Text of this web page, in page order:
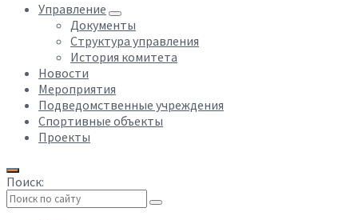
Управление
Документы
Структура управления
История комитета
Новости
Мероприятия
Подведомственные учреждения
Спортивные объекты
Проекты
Поиск: